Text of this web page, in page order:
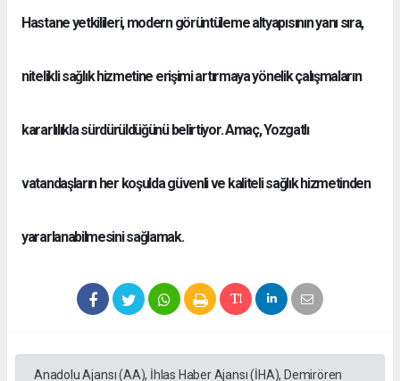
Hastane yetkilileri, modern görüntüleme altyapısının yanı sıra,
nitelikli sağlık hizmetine erişimi artırmaya yönelik çalışmaların
kararlılıkla sürdürüldüğünü belirtiyor. Amaç, Yozgatlı
vatandaşların her koşulda güvenli ve kaliteli sağlık hizmetinden
yararlanabilmesini sağlamak.
Anadolu Ajansı (AA), İhlas Haber Ajansı (İHA), Demirören